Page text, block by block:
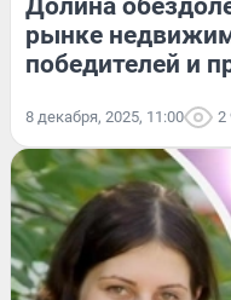
Долина
рынке
победителей и
8 декабря, 2025, 11:00 2